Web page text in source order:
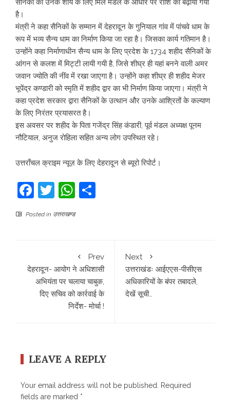
सैनिकों को उनके शौर्य के लिए मिले मेडल के आधार पर राशि को बढ़ाया गया
है।
मंत्री ने कहा सैनिकों के सम्मान में देहरादून के गुनियाल गांव में पांचवे धाम के
रूप में भव्य सैन्य धाम का निर्माण किया जा रहा है। जिसका कार्य गतिमान है।
उन्होंने कहा निर्माणाधीन सैन्य धाम के लिए प्रदेश के 1734 शहीद सैनिकों के
आंगन से कलश में मिट्टी लायी गयी है, जिसे शीघ्र ही यहां बनने वाली अमर
जवान ज्योति की नींव में रखा जाएगा है। उन्होंने कहा शीघ्र ही शहीद मेजर
भूपेंद्र कण्डारी को स्मृति में शहीद द्वार का भी निर्माण किया जाएगा। मंत्री ने
कहा प्रदेश सरकार द्वारा सैनिकों के उत्थान और उनके आश्रितों के कल्याण
के लिए निरंतर प्रयासरत है।
इस अवसर पर शहीद के पिता गजेंद्र सिंह कंडारी, पूर्व मंडल अध्यक्ष पूनम
नौटियाल, अनुज रोहिला सहित अन्य लोग उपस्थित रहे।
उत्तराँचल क्राइम न्यूज़ के लिए देहरादून से ब्यूरो रिपोर्ट।
Facebook
TwitterWhatsApp
Posted in उत्तराखण्ड
Prev
देहरादून- आयोग ने अधिशासी
अभियंता पर चलाया चाबुक,
दिए सचिव को कार्रवाई के
निर्देश- मोर्चा !
Next
उत्तराखंडः आईएएस-पीसीएस
अधिकारियों के बंपर तबादले,
देखें सूची…
LEAVE A REPLY
Your email address will not be published.
Required
fields are marked *